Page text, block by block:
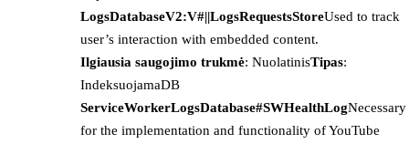
LogsDatabaseV2:V#||LogsRequestsStoreUsed to track
user’s interaction with embedded content.
Ilgiausia saugojimo trukmė: NuolatinisTipas:
IndeksuojamaDB
ServiceWorkerLogsDatabase#SWHealthLogNecessary
for the implementation and functionality of YouTube